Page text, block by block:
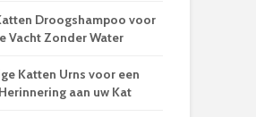
Droogshampoo voor
Vacht Zonder Water
Katten Urns voor een
aan uw Kat